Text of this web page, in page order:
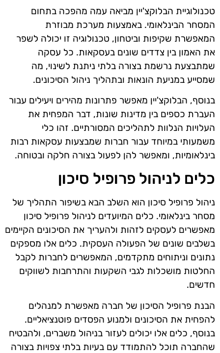
טכנולוגיית הבלוקצ'יין מביאה עמה מהפכה בתחום
המסחר הבינלאומי. באמצעות מערכת מבוזרת
המאפשרת שקיפות וביטחון, טכנולוגיה זו יכולה לשפר
את האמון בין צדדים שונים בעסקאות. כל עסקה
שמתבצעת נרשמת בצורה בלתי ניתנת לשינוי, מה
שמסייע במניעת הונאות ובתהליך ניהול הסיכונים.
בנוסף, הבלוקצ'יין מאפשר פתרונות מהירים ויעילים עבור
העברת כספים בין מדינות שונות, דבר המפחית את
העלויות הנלוות לתהליכים המסורתיים. זהו כלי
משמעותי במיוחד עבור חברות שמבצעות עסקאות רבות
בינלאומיות, ומאפשר להן לפעול בצורה חלקה ובטוחה.
כלים לניהול פרופיל סיכון
ניהול פרופיל סיכון הוא השלב הבא בשיפור התהליך של
מסחר בינלאומי. כלים המיועדים לניהול פרופיל סיכון
מאפשרים לעסקים לזהות ולהעריך את הסיכונים הקיימים
בשלבים שונים של הפעולה העסקית. כלים אלו מספקים
נתונים וניתוחים מתקדמים, המאפשרים לחברות לקבל
החלטות מושכלות לגבי השקעות והתרחבות לשווקים
חדשים.
הבנת פרופיל הסיכון של חברה מאפשרת למנהלים
להפחית את הסיכונים ולמנוע הפסדים פוטנציאליים.
בנוסף, כלים אלו יכולים לעזור בניהול משברים, ולהבטיח
שהחברה תוכל להתמודד עם בעיות בלתי צפויות בצורה